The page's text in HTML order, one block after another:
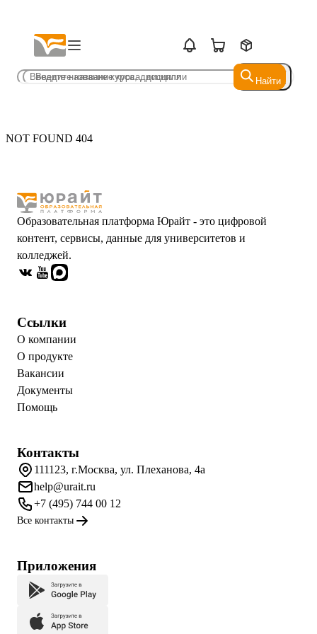
Найти
Найти
NOT FOUND 404
Образовательная платформа Юрайт - это цифровой
контент, сервисы, данные для университетов и
колледжей.
Ссылки
О компании
О продукте
Вакансии
Документы
Помощь
Контакты
111123, г.Москва, ул. Плеханова, 4а
help@urait.ru
+7 (495) 744 00 12
Все контакты
Приложения